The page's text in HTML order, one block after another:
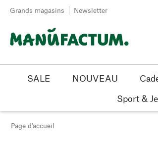
Passer au contenu
Grands magasins Newsletter
SALE NOUVEAU
Sport &
Page d'accueil